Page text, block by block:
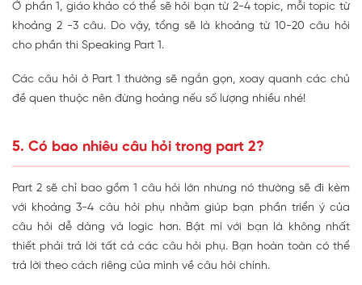
Ở phần 1, giáo khảo có thể sẽ hỏi bạn từ 2-4 topic, mỗi topic từ
khoảng 2 -3 câu. Do vậy, tổng sẽ là khoảng từ 10-20 câu hỏi
cho phần thi Speaking Part 1.
Các câu hỏi ở Part 1 thường sẽ ngắn gọn, xoay quanh các chủ
đề quen thuộc nên đừng hoảng nếu số lượng nhiều nhé!
5. Có bao nhiêu câu hỏi trong part 2?
Part 2 sẽ chỉ bao gồm 1 câu hỏi lớn nhưng nó thường sẽ đi kèm
với khoảng 3-4 câu hỏi phụ nhằm giúp bạn phần triển ý của
câu hỏi dễ dàng và logic hơn. Bật mí với bạn là không nhất
thiết phải trả lời tất cả các câu hỏi phụ. Bạn hoàn toàn có thể
trả lời theo cách riêng của mình về câu hỏi chính.